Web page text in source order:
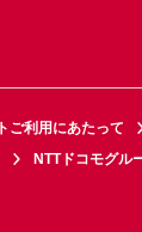
ご利用にあたって
NTTドコモグル